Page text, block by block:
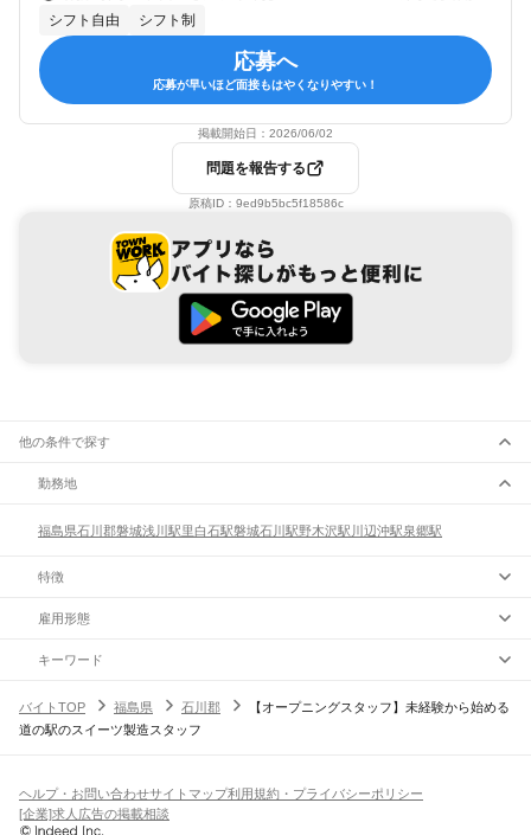
シフト自由 シフト制
応募へ
応募が早いほど面接もはやくなりやすい！
掲載開始日： 2026/06/02
問題を報告する
原稿ID： 9ed9b5bc5f18586c
他の条件で探す
勤務地
福島県石川郡磐城浅川駅里白石駅磐城石川駅野木沢駅 川辺沖駅泉郷駅
特徴
雇用形態
キーワード
バイトTOP 福島県 石川郡
【オープニングスタッフ】未経験から始める
道の駅のスイーツ製造スタッフ
ヘルプ・お問い合わせサイトマップ利用規約・プライバシーポリシー
[企業]求人広告の掲載相談